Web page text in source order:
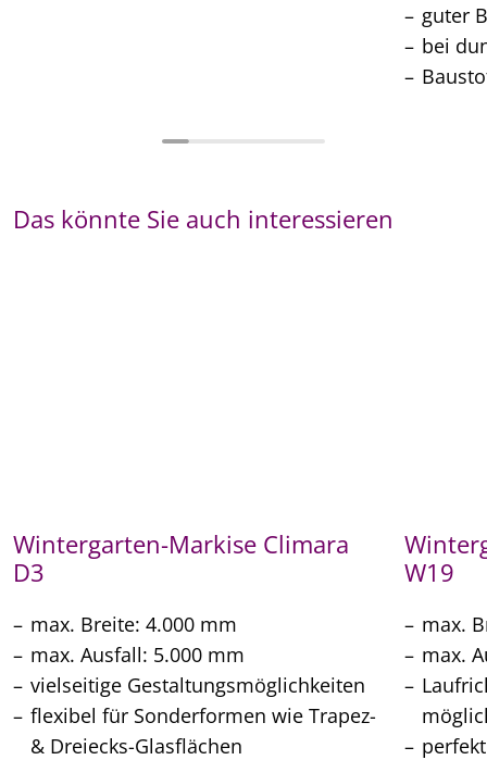
guter
bei
Das könnte Sie auch interessieren
Wintergarten-Markise Climara
D3
max. Breite: 4.000 mm
max. Ausfall: 5.000 mm
vielseitige Gestaltungsmöglichkeiten
flexibel für Sonderformen wie Trapez-
& Dreiecks-Glasflächen
W19
max.
max.